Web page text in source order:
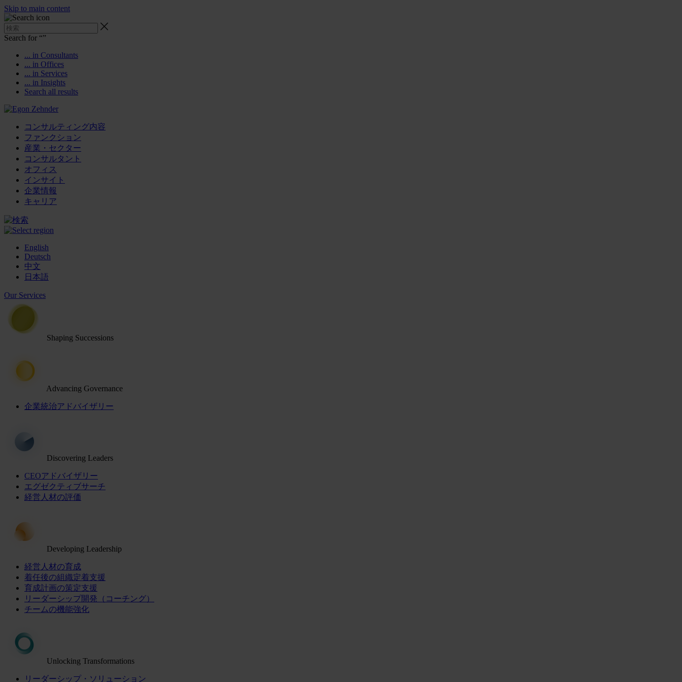
Skip to main content
Search for “”
... in Consultants
... in Offices
... in Services
... in Insights
Search all results
コンサルティング内容
ファンクション
産業・セクター
コンサルタント
オフィス
インサイト
企業情報
キャリア
English
Deutsch
中文
日本語
Our Services
Shaping Successions
Advancing Governance
企業統治アドバイザリー
Discovering Leaders
CEOアドバイザリー
エグゼクティブサーチ
経営人材の評価
Developing Leadership
経営人材の育成
着任後の組織定着支援
育成計画の策定支援
リーダーシップ開発（コーチング）
チームの機能強化
Unlocking Transformations
リーダーシップ・ソリューション